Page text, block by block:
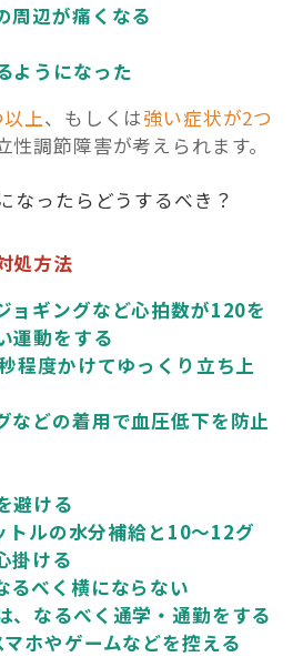
周辺が痛くなる
ようになった
上、もしくは強い症状が2つ
性調節障害が考えられます。
なったらどうするべき？
処方法
ョギングなど心拍数が120を
運動をする
程度かけてゆっくり立ち上
などの着用で血圧低下を防止
避ける
ルの水分補給と10～12グ
掛ける
るべく横にならない
、なるべく通学・通勤をする
ホやゲームなどを控える